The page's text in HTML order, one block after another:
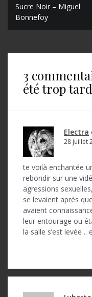
N
a
r
t
Sucre Noir – Miguel
Bonnefoy
3
été trop
Electra
28 juillet
te voilà enchantée
rebondir sur une
agressions
se levaient après
avaient
leur entourage ou
la salle s’est levée ..